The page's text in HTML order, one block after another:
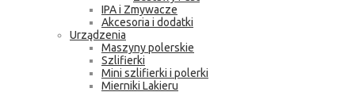
IPA i Zmywacze
Akcesoria i dodatki
Urządzenia
Maszyny polerskie
Szlifierki
Mini szlifierki i polerki
Mierniki Lakieru